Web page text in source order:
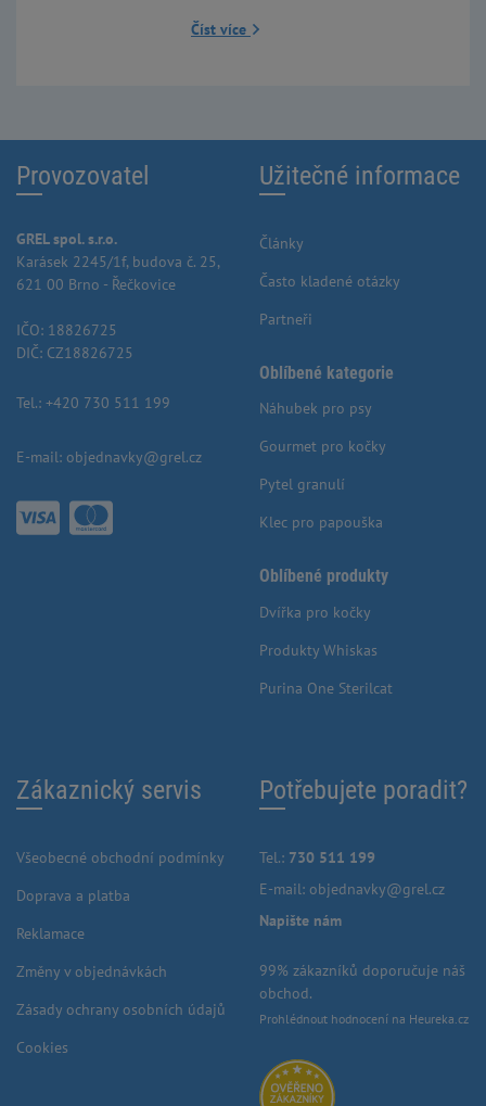
Číst více
Provozovatel
GREL spol. s.r.o.
Karásek 2245/1f, budova č. 25,
621 00 Brno - Řečkovice
IČO: 18826725
DIČ: CZ18826725
Tel.: +420 730 511 199
E-mail: objednavky@grel.cz
Užitečné informace
Články
Často kladené otázky
Partneři
Oblíbené kategorie
Náhubek pro psy
Gourmet pro kočky
Pytel granulí
Klec pro papouška
Oblíbené produkty
Dvířka pro kočky
Produkty Whiskas
Purina One Sterilcat
Zákaznický servis
Všeobecné obchodní podmínky
Doprava a platba
Reklamace
Změny v objednávkách
Zásady ochrany osobních údajů
Cookies
Potřebujete poradit?
Tel.: 730 511 199
E-mail: objednavky@grel.cz
Napište nám
99% zákazníků doporučuje náš
obchod.
Prohlédnout hodnocení na Heureka.cz